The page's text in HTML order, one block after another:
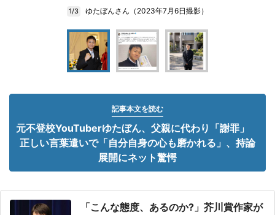
1/3 ゆたぼんさん（2023年7月6日撮影）
記事本文を読む
元不登校YouTuberゆたぼん、父親に代わり「謝罪」
正しい言葉遣いで「自分自身の心も磨かれる」、持論
展開にネット驚愕
「こんな態度、あるのか?」芥川賞作家が